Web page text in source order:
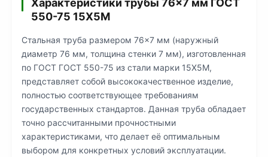
Характеристики трубы 76×7 мм ГОСТ
550-75 15Х5М
Стальная труба размером 76×7 мм (наружный
диаметр 76 мм, толщина стенки 7 мм), изготовленная
по ГОСТ ГОСТ 550-75 из стали марки 15Х5М,
представляет собой высококачественное изделие,
полностью соответствующее требованиям
государственных стандартов. Данная труба обладает
точно рассчитанными прочностными
характеристиками, что делает её оптимальным
выбором для конкретных условий эксплуатации.